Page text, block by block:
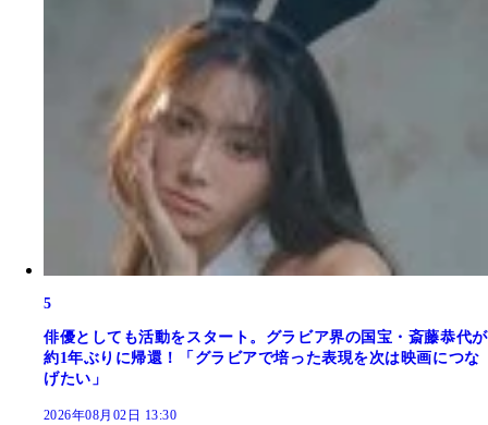
5
俳優としても活動をスタート。グラビア界の国宝・斎藤恭代が
約1年ぶりに帰還！「グラビアで培った表現を次は映画につな
げたい」
2026年08月02日 13:30